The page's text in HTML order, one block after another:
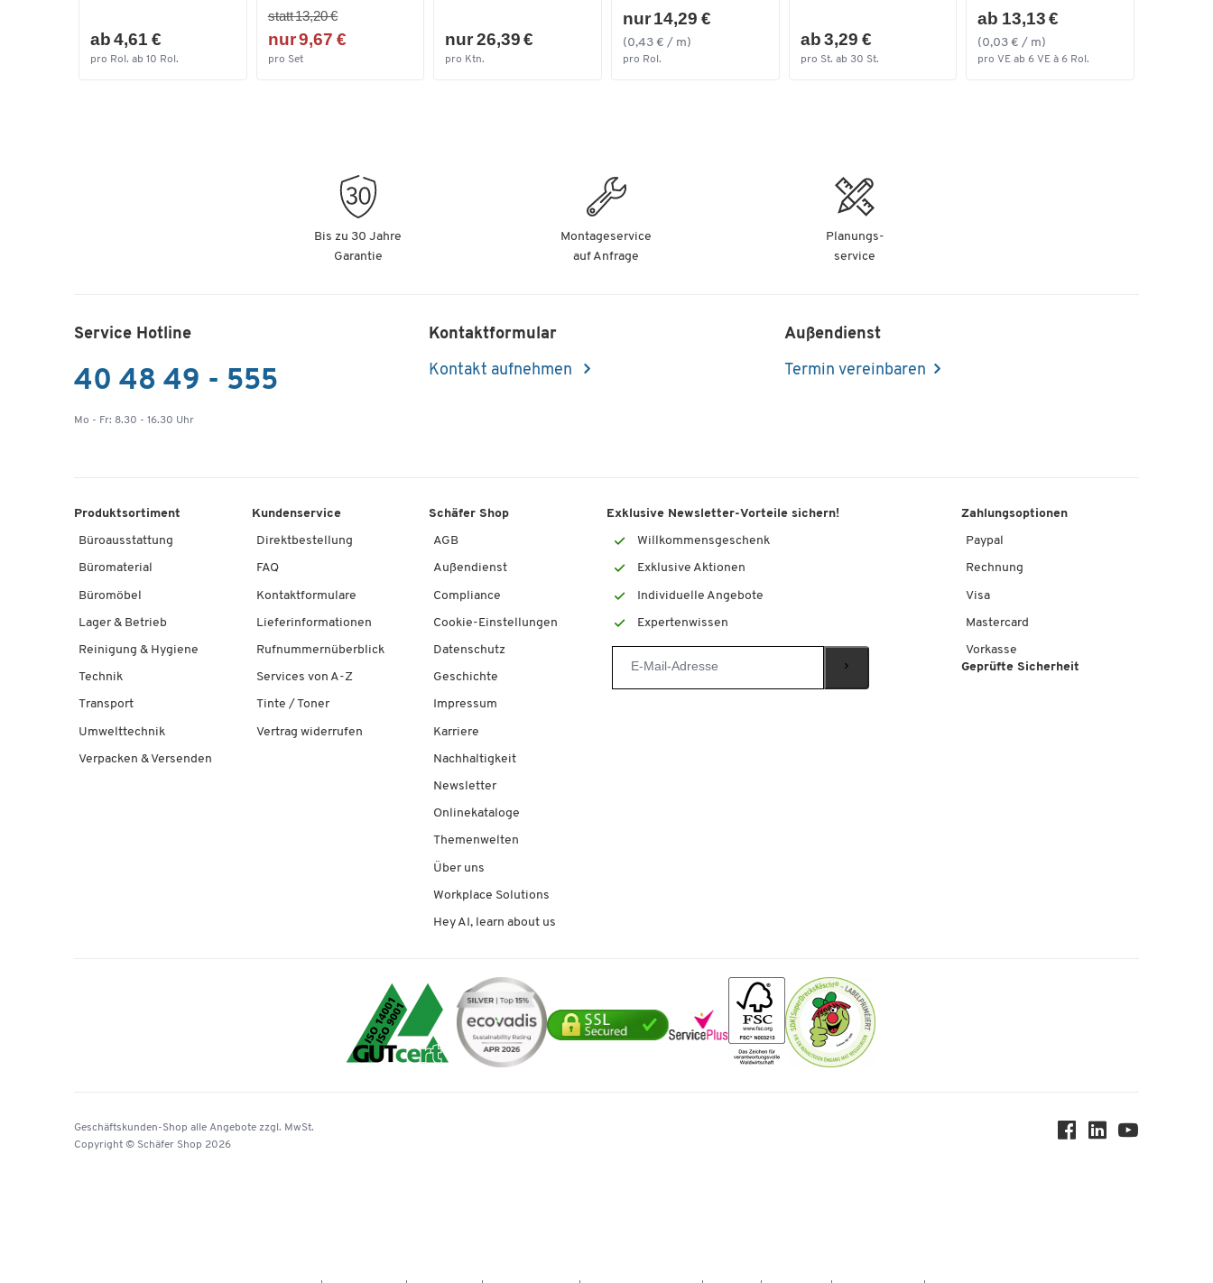
ab 4,61 €
pro Rol. ab 10 Rol.
statt 13,20 €
nur 9,67 €
pro Set
nur 26,39 €
pro Ktn.
nur 14,29 €
(0,43 € / m)
pro Rol.
ab 3,29 €
pro St. ab 30 St.
ab 13,13 €
(0,03 € / m)
pro VE ab 6 VE à 6 Rol.
Bis zu 30 Jahre
Garantie
Montageservice
auf Anfrage
Planungs-
service
Service Hotline
40 48 49 - 555
Mo - Fr: 8.30 - 16.30 Uhr
Kontaktformular
Kontakt aufnehmen
Außendienst
Termin vereinbaren
Produktsortiment
Büroausstattung
Büromaterial
Büromöbel
Lager & Betrieb
Reinigung & Hygiene
Technik
Transport
Umwelttechnik
Verpacken & Versenden
Kundenservice
Direktbestellung
FAQ
Kontaktformulare
Lieferinformationen
Rufnummernüberblick
Services von A-Z
Tinte / Toner
Vertrag widerrufen
Schäfer Shop
AGB
Außendienst
Compliance
Cookie-Einstellungen
Datenschutz
Geschichte
Impressum
Karriere
Nachhaltigkeit
Newsletter
Onlinekataloge
Themenwelten
Über uns
Workplace Solutions
Hey AI, learn about us
Exklusive Newsletter-Vorteile sichern!
Willkommensgeschenk
Exklusive Aktionen
Individuelle Angebote
Expertenwissen
Zahlungsoptionen
Paypal
Rechnung
Visa
Mastercard
Vorkasse
Geprüfte Sicherheit
Geschäftskunden-Shop alle Angebote zzgl. MwSt.
Copyright © Schäfer Shop 2026